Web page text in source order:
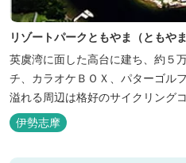
リゾートパークともやま（ともや
英虞湾に面した高台に建ち、約５
チ、カラオケＢＯＸ、パターゴ
溢れる周辺は格好のサイクリング
幸をふんだんに使用する荒磯焼、
松茸料理（秋）等グルメ志向の方
ューも毎晩行ないます。
伊勢志摩